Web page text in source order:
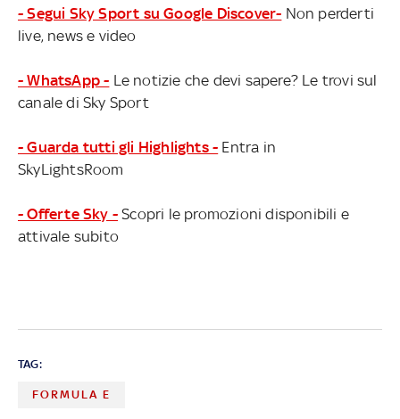
- Segui Sky Sport su Google Discover- Non perderti
live, news e video
- WhatsApp - Le notizie che devi sapere? Le trovi sul
canale di Sky Sport
- Guarda tutti gli Highlights - Entra in
SkyLightsRoom
- Offerte Sky - Scopri le promozioni disponibili e
attivale subito
TAG:
FORMULA E